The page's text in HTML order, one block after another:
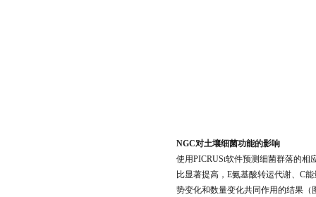
NGC对土壤细菌功能的影响
使用PICRUSt软件预测细菌群落的相
比显著提高，E氨基酸转运代谢、C
势变化和数量变化共同作用的结果（